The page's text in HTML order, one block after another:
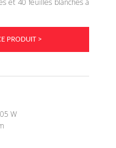
PRODUIT >
W